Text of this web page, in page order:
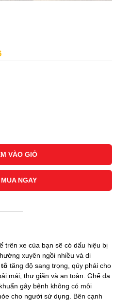
VÀO GIỎ
MUA NGAY
trên xe của bạn sẽ có dấu hiệu bị
xuyên ngồi nhiều và di
tăng độ sang trọng, qúy phái cho
mái, thư giãn và an toàn. Ghế da
gây bệnh không có môi
cho người sử dụng. Bên cạnh